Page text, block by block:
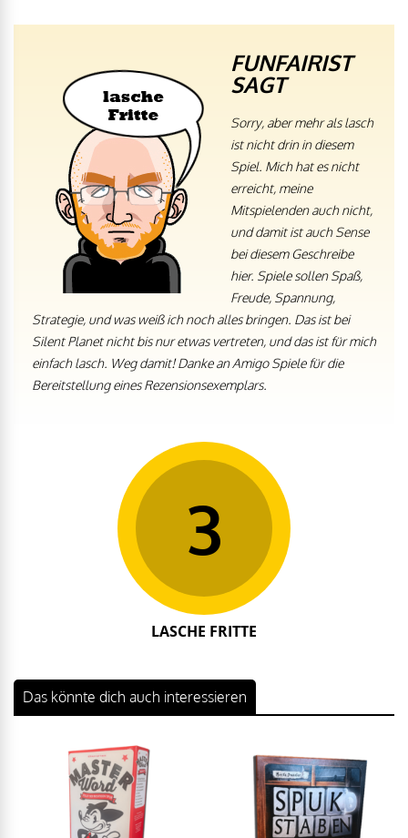
FUNFAIRIST
SAGT
Sorry, aber mehr als lasch
ist nicht drin in diesem
Spiel. Mich hat es nicht
erreicht, meine
Mitspielenden auch nicht,
und damit ist auch Sense
bei diesem Geschreibe
hier. Spiele sollen Spaß,
Freude, Spannung,
Strategie, und was weiß ich noch alles bringen. Das ist bei
Silent Planet nicht bis nur etwas vertreten, und das ist für mich
einfach lasch. Weg damit! Danke an Amigo Spiele für die
Bereitstellung eines Rezensionsexemplars.
3
LASCHE FRITTE
Das könnte dich auch interessieren